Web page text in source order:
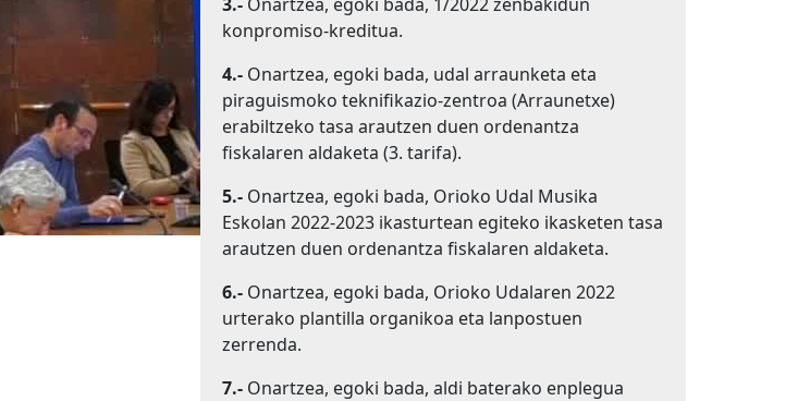
konpromiso-kreditua.
4.-Onartzea, egoki bada, udal arraunketa eta
piraguismoko teknifikazio-zentroa (Arraunetxe)
erabiltzeko tasa arautzen duen ordenantza
fiskalaren aldaketa (3. tarifa).
5.-Onartzea, egoki bada, Orioko Udal Musika
Eskolan 2022-2023 ikasturtean egiteko ikasketen tasa
arautzen duen ordenantza fiskalaren aldaketa.
6.-Onartzea, egoki bada, Orioko Udalaren 2022
urterako plantilla organikoa eta lanpostuen
zerrenda.
7.-Onartzea, egoki bada, aldi baterako enplegua